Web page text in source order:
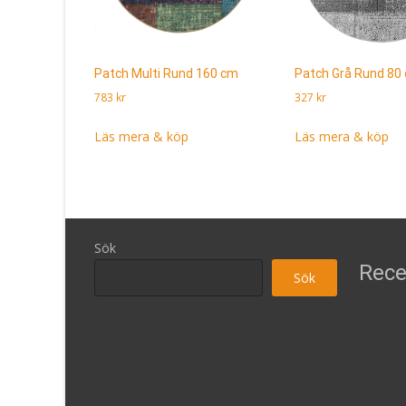
Patch Multi Rund 160 cm
783 kr
Läs mera & köp
Patch Grå Rund 80
327 kr
Läs mera & köp
Sök
Sök